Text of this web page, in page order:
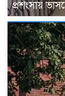
প্রশংসায়